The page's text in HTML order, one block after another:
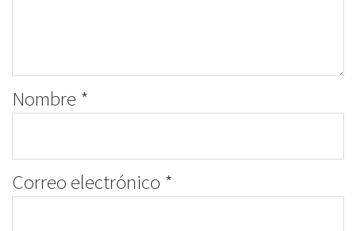
Nombre *
Correo electrónico *